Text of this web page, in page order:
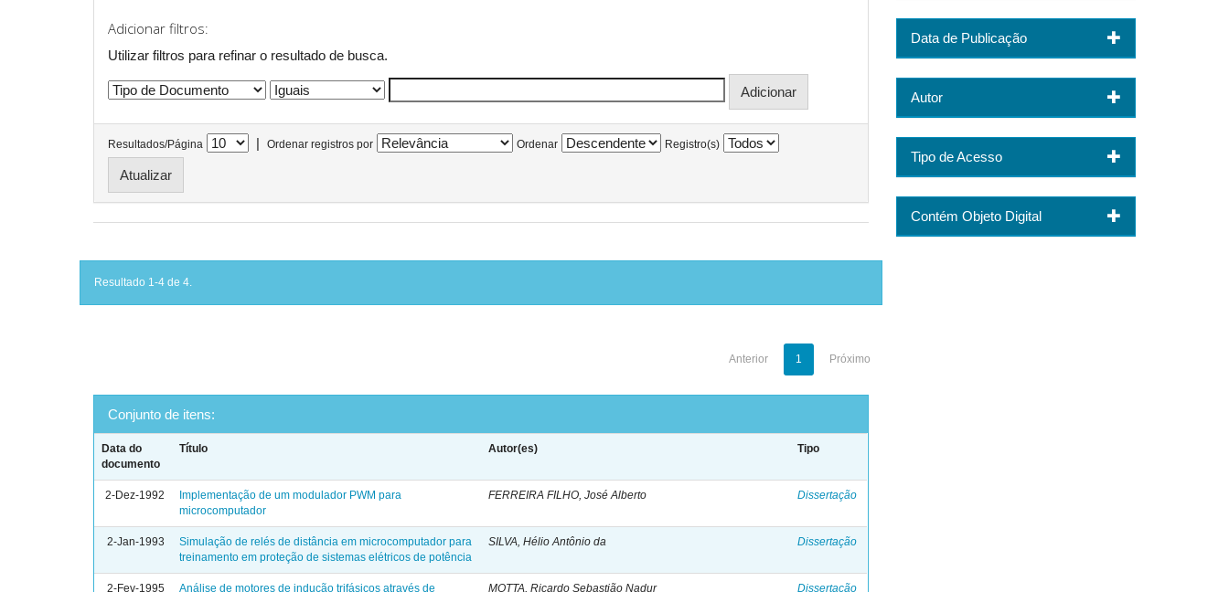
Adicionar filtros:
Utilizar filtros para refinar o resultado de busca.
Resultados/Página | Ordenar registros por Ordenar Registro(s)
Resultado 1-4 de 4.
Anterior 1 Próximo
Conjunto de itens:
Data do
documento
Título Autor(es) Tipo
2-Dez-1992
Implementação de um modulador PWM para
microcomputador
FERREIRA FILHO, José Alberto Dissertação
2-Jan-1993
Simulação de relés de distância em microcomputador para
treinamento em proteção de sistemas elétricos de potência
SILVA, Hélio Antônio da Dissertação
2-Fev-1995 Análise de motores de indução trifásicos através de MOTTA, Ricardo Sebastião Nadur Dissertação
Data de Publicação
Autor
Tipo de Acesso
Contém Objeto Digital